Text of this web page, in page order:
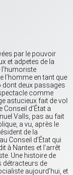
par le pouvoir
et adpetes de la
l’homme en tant que
dont deux passages
comme
astucieux fait de vol
d’État a
Valls, pas au fait
a vu, après le
de la
Conseil d’État qui
à Nantes et l’arrêt
Une histoire de
détracteurs de
aujourd’hui, et